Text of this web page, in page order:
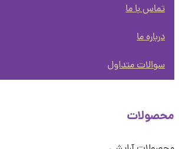
تماس با ما
درباره ما
سوالات متداول